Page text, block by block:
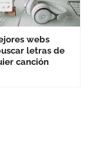
webs
letras de
canción